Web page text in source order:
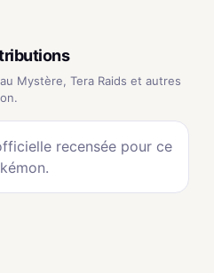
Mystère, Tera Raids et autres
recensée pour ce